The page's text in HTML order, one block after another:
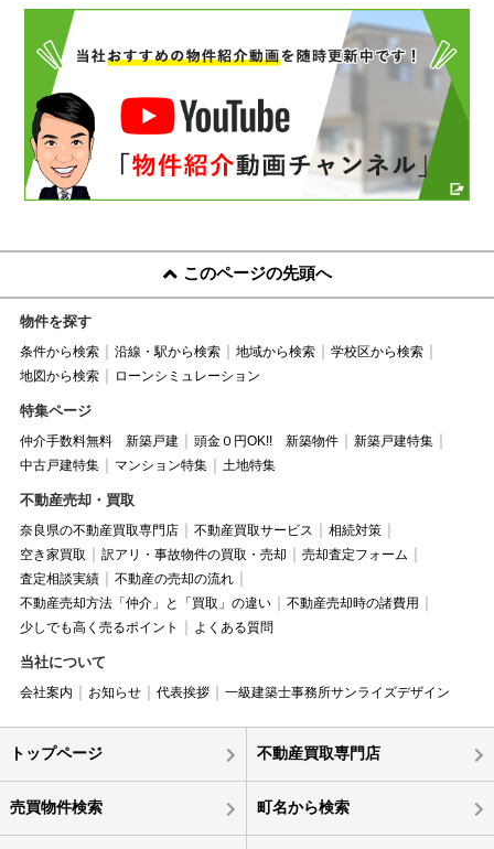
このページの先頭へ
物件を探す
条件から検索 沿線・駅から検索 地域から検索
学校区から検索
地図から検索
ローンシミュレーション
特集ページ
仲介手数料無料 新築戸建 頭金０円OK!! 新築物件
新築戸建特集
中古戸建特集
マンション特集 土地特集
不動産売却・買取
奈良県の不動産買取専門店 不動産買取サービス
相続対策
空き家買取
訳アリ・事故物件の買取・売却
売却査定フォーム
査定相談実績
不動産の売却の流れ
不動産売却方法「仲介」と「買取」の違い
不動産売却時の諸費用
少しでも高く売るポイント
よくある質問
当社について
会社案内 お知らせ 代表挨拶 一級建築士事務所サンライズデザイン
トップページ 不動産買取専門店
売買物件検索 町名から検索